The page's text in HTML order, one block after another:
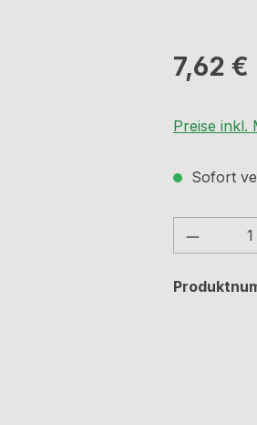
Regulärer
7,62 €
Preise inkl.
Sofort